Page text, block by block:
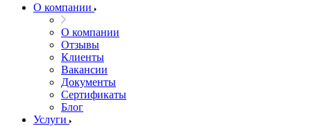
О компании
О компании
Отзывы
Клиенты
Вакансии
Документы
Сертификаты
Блог
Услуги